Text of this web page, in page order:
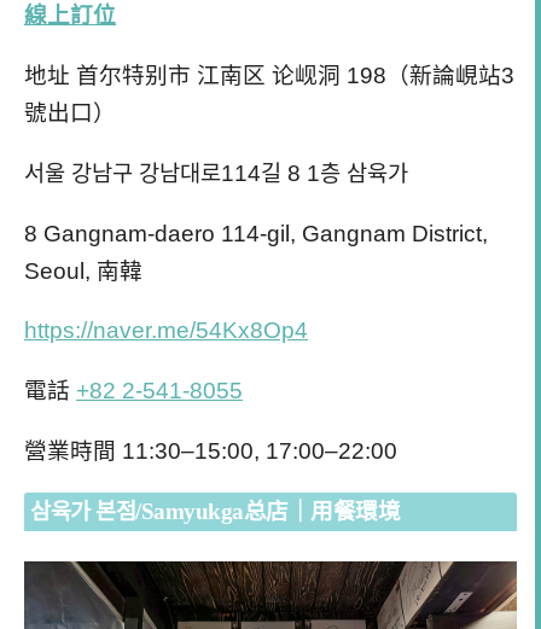
線上訂位
地址 首尔特别市 江南区 论岘洞 198（新論峴站3
號出口）
서울 강남구 강남대로114길 8 1층 삼육가
8 Gangnam-daero 114-gil, Gangnam District,
Seoul, 南韓
https://naver.me/54Kx8Op4
電話 +82 2-541-8055
營業時間 11:30–15:00, 17:00–22:00
삼육가 본점/Samyukga总店｜用餐環境